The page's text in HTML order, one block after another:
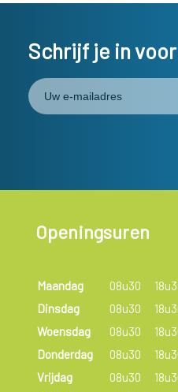
Schrijf je in
Openingsuren
Maandag 08u30
Dinsdag
08u30
Woensdag
08u30
Donderdag
08u30
Vrijdag
08u30